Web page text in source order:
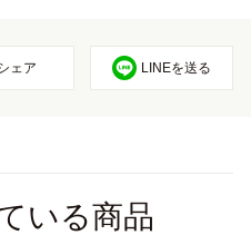
ェア LINEを送る
いる商品